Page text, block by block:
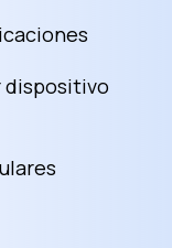
dispositivo